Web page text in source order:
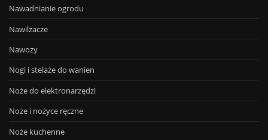
Nawadnianie ogrodu
Nawilżacze
Nawozy
Nogi i stelaże do wanien
Noże do elektronarzędzi
Noże i nożyce ręczne
Noże kuchenne